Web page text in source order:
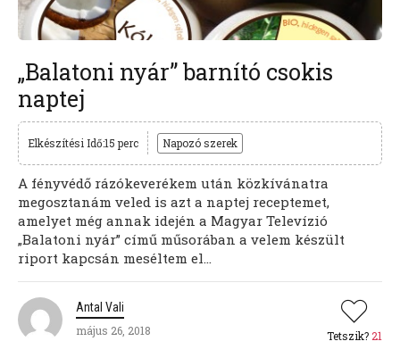
„Balatoni nyár” barnító csokis
naptej
Elkészítési Idő:15 perc Napozó szerek
A fényvédő rázókeverékem után közkívánatra
megosztanám veled is azt a naptej receptemet,
amelyet még annak idején a Magyar Televízió
„Balatoni nyár” című műsorában a velem készült
riport kapcsán meséltem el...
Antal Vali
május 26, 2018
Tetszik?21